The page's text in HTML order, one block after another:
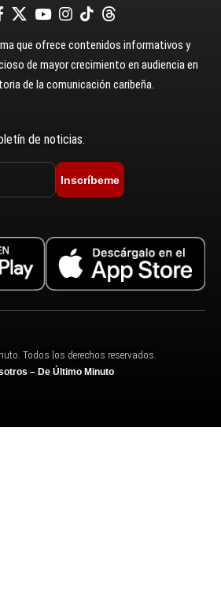
que ofrece contenidos informativos y
de mayor crecimiento en audiencia en
de la comunicación caribeña.
de noticias.
Inscríbeme
Todos los derechos reservados.
– De Último Minuto